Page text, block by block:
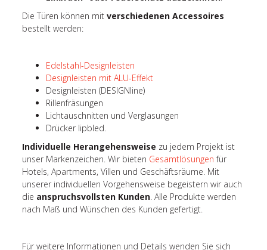
Die Türen können mitverschiedenen Accessoires
bestellt werden:
Edelstahl-Designleisten
Designleisten mit ALU-Effekt
Designleisten (DESIGNline)
Rillenfräsungen
Lichtauschnitten und Verglasungen
Drücker lipbled.
Individuelle Herangehensweise zu jedem Projekt ist
unser Markenzeichen. Wir bieten Gesamtlösungen für
Hotels, Apartments, Villen und Geschäftsräume. Mit
unserer individuellen Vorgehensweise begeistern wir auch
die anspruchsvollsten Kunden. Alle Produkte werden
nach Maß und Wünschen des Kunden gefertigt.
Für weitere Informationen und Details wenden Sie sich